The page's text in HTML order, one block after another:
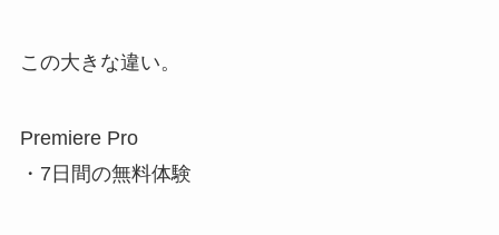
この大きな違い。
Premiere Pro
・7日間の無料体験